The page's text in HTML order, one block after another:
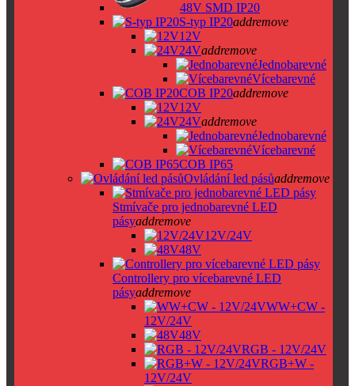
48V SMD IP20
S-typ IP20addremove
12V
24Vaddremove
Jednobarevné
Vícebarevné
COB IP20addremove
12V
24Vaddremove
Jednobarevné
Vícebarevné
COB IP65
Ovládání led pásůaddremove
Stmívače pro jednobarevné LED
pásyaddremove
12V/24V
48V
Controllery pro vícebarevné LED
pásyaddremove
WW+CW -
12V/24V
48V
RGB - 12V/24V
RGB+W -
12V/24V